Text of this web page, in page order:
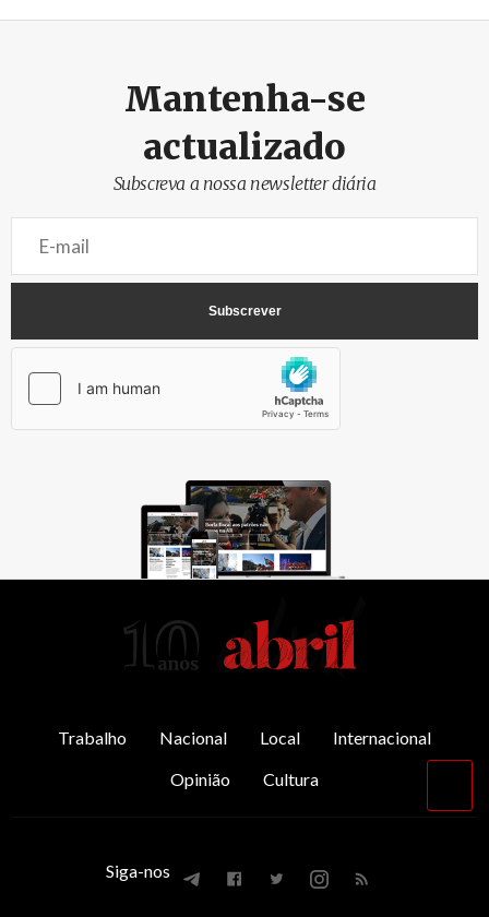
Mantenha-se
actualizado
Subscreva a nossa newsletter diária
Trabalho Nacional Local
Internacional
Opinião
Cultura
Siga-nos